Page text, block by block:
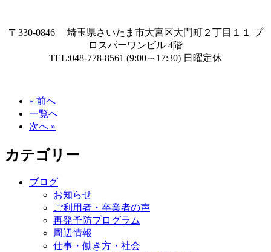
〒330-0846 埼玉県さいたま市大宮区大門町２丁目１１ プ
ロスパーワンビル 4階
TEL:048-778-8561 (9:00～17:30) 日曜定休
« 前へ
一覧へ
次へ »
カテゴリー
ブログ
お知らせ
ご利用者・卒業者の声
再発予防プログラム
周辺情報
仕事・働き方・社会